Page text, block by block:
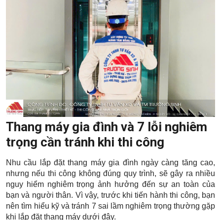
Thang máy gia đình và 7 lỗi nghiêm
trọng cần tránh khi thi công
Nhu cầu lắp đặt thang máy gia đình ngày càng tăng cao,
nhưng nếu thi công không đúng quy trình, sẽ gây ra nhiều
nguy hiểm nghiêm trọng ảnh hưởng đến sự an toàn của
bạn và người thân. Vì vậy, trước khi tiến hành thi công, bạn
nên tìm hiểu kỹ và tránh 7 sai lầm nghiêm trọng thường gặp
khi lắp đặt thang máy dưới đây.